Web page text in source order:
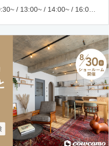
木・金・土・日・祝日開催 10:30~ / 13:00~ / 14:00~ / 16:00~ / 17:00~/ 18:30~/ 19:30~